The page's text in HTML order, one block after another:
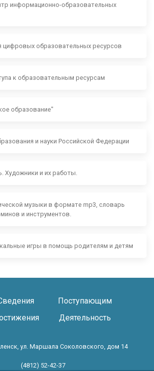
информационно-образовательных
цифровых образовательных ресурсов
к образовательным ресурсам
образование"
и науки Российской Федерации
Художники и их работы.
музыки в формате mp3, словарь
и инструментов.
игры в помощь родителям и детям
Поступающим
Деятельность
ул. Маршала Соколовского, дом 14
(4812) 52-42-37